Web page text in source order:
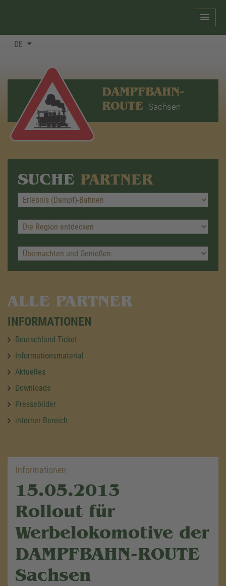
DE
DAMPFBAHN-
ROUTE Sachsen
SUCHE PARTNER
ALLE PARTNER
INFORMATIONEN
Deutschland-Ticket
Informationsmaterial
Aktuelles
Downloads
Pressebilder
interner Bereich
Informationen
15.05.2013
Rollout für
Werbelokomotive der
DAMPFBAHN-ROUTE
Sachsen